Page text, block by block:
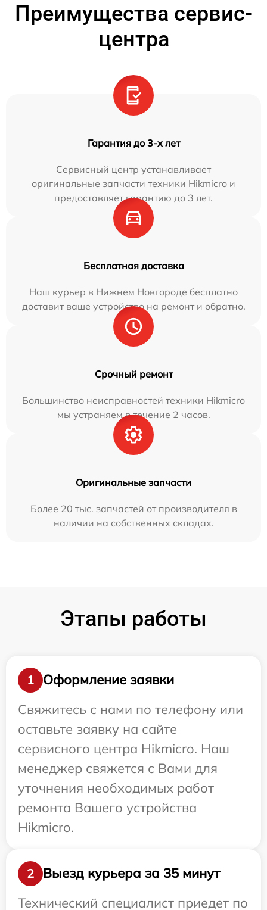
Преимущества сервис-
центра
Гарантия до 3-х лет
Сервисный центр устанавливает
оригинальные запчасти техники Hikmicro и
предоставляет гарантию до 3 лет.
Бесплатная доставка
Наш курьер в Нижнем Новгороде бесплатно
доставит ваше устройство на ремонт и обратно.
Срочный ремонт
Большинство неисправностей техники Hikmicro
мы устраняем в течение 2 часов.
Оригинальные запчасти
Более 20 тыс. запчастей от производителя в
наличии на собственных складах.
Этапы работы
1
Оформление заявки
Свяжитесь с нами по телефону или
оставьте заявку на сайте
сервисного центра Hikmicro. Наш
менеджер свяжется с Вами для
уточнения необходимых работ
ремонта Вашего устройства
Hikmicro.
2
Выезд курьера за 35 минут
Технический специалист приедет по